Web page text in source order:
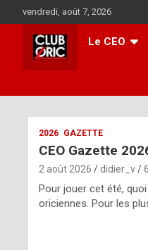
to
content
vendredi, août 7, 2026
Le CEO
2026 GAZETTE
CEO Gazette
2 août 2026 didier_v
Pour jouer cet été,
oriciennes. Pour les